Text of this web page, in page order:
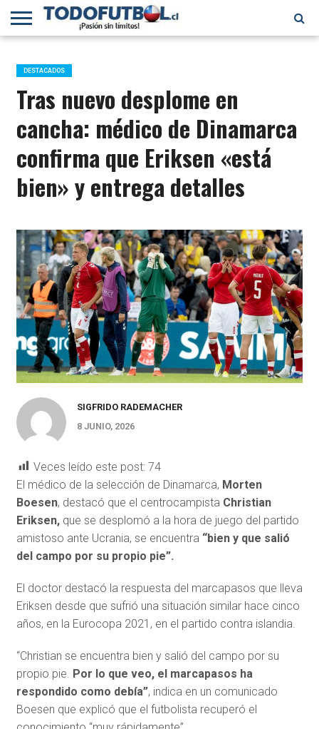
PRIMERA
B
SELECCIÓN
CHILENA
CHILENOS
EN EL
MUNDO
FÚTBOL
INTERNACIONAL
DESTACADOS
Tras nuevo desplome en
cancha: médico de Dinamarca
confirma que Eriksen «está
bien» y entrega detalles
SIGFRIDO RADEMACHER
8 JUNIO, 2026
Veces leído este post: 74
El médico de la selección de Dinamarca, Morten
Boesen, destacó que el centrocampista Christian
Eriksen,que se desplomó a la hora de juego del partido
amistoso ante Ucrania, se encuentra “bien y que salió
del campo por su propio pie”.
El doctor destacó la respuesta del marcapasos que lleva
Eriksen desde que sufrió una situación similar hace cinco
años, en la Eurocopa 2021, en el partido contra islandia.
“Christian se encuentra bien y salió del campo por su
propio pie. Por lo que veo, el marcapasos ha
respondido como debía”, indica en un comunicado
Boesen que explicó que el futbolista recuperó el